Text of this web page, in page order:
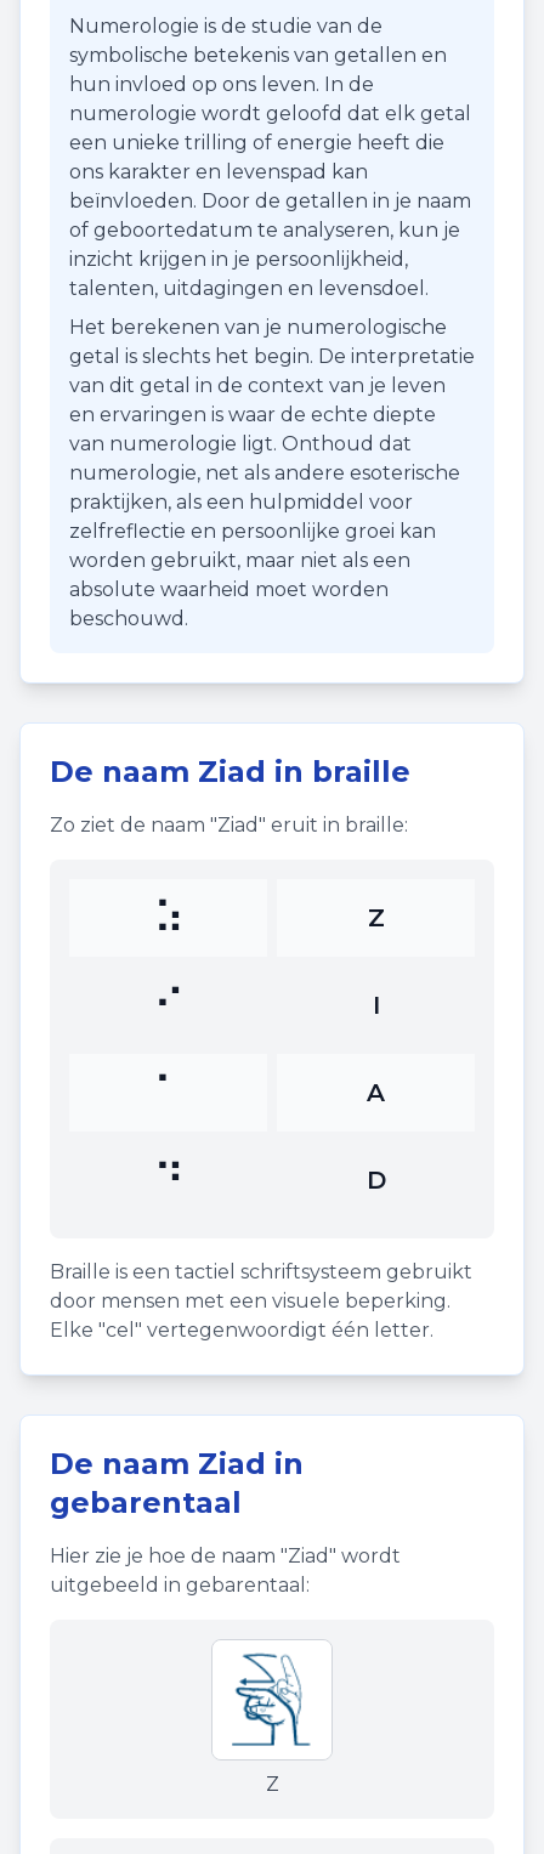
Numerologie is de studie van de
symbolische betekenis van getallen en
hun invloed op ons leven. In de
numerologie wordt geloofd dat elk getal
een unieke trilling of energie heeft die
ons karakter en levenspad kan
beïnvloeden. Door de getallen in je naam
of geboortedatum te analyseren, kun je
inzicht krijgen in je persoonlijkheid,
talenten, uitdagingen en levensdoel.
Het berekenen van je numerologische
getal is slechts het begin. De interpretatie
van dit getal in de context van je leven
en ervaringen is waar de echte diepte
van numerologie ligt. Onthoud dat
numerologie, net als andere esoterische
praktijken, als een hulpmiddel voor
zelfreflectie en persoonlijke groei kan
worden gebruikt, maar niet als een
absolute waarheid moet worden
beschouwd.
De naam Ziad in braille
Zo ziet de naam "Ziad" eruit in braille:
⠵ Z
⠊ I
⠁ A
⠙ D
Braille is een tactiel schriftsysteem gebruikt
door mensen met een visuele beperking.
Elke "cel" vertegenwoordigt één letter.
De naam Ziad in
gebarentaal
Hier zie je hoe de naam "Ziad" wordt
uitgebeeld in gebarentaal:
Z